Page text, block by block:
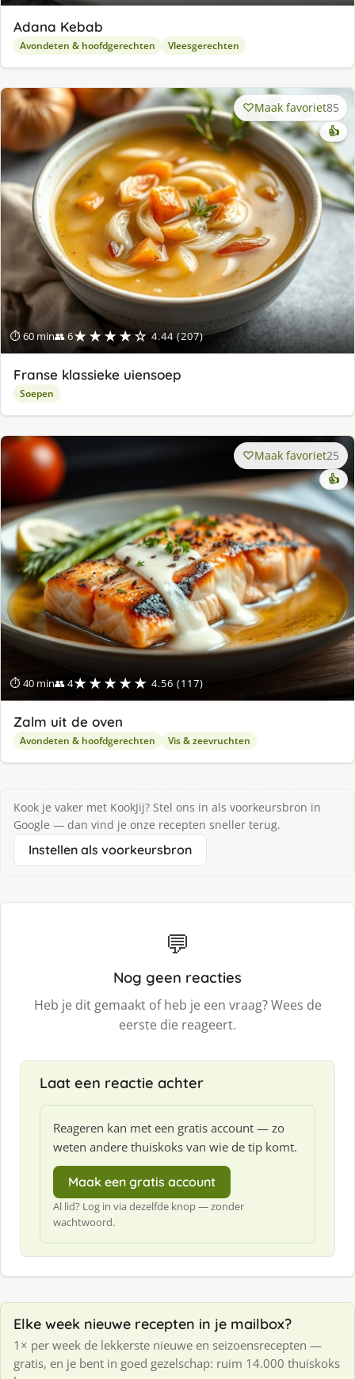
Adana Kebab
Avondeten & hoofdgerechten Vleesgerechten
⏱ 60 min👥 6★★★★☆ 4.44 (207)
Maak favoriet85
👍
Franse klassieke uiensoep
Soepen
⏱ 40 min👥 4★★★★★ 4.56 (117)
Maak favoriet25
👍
Zalm uit de oven
Avondeten & hoofdgerechten Vis & zeevruchten
Kook je vaker met KookJij? Stel ons in als voorkeursbron in
Google — dan vind je onze recepten sneller terug.
Instellen als voorkeursbron
💬
Nog geen reacties
Heb je dit gemaakt of heb je een vraag? Wees de
eerste die reageert.
Laat een reactie achter
Reageren kan met een gratis account — zo
weten andere thuiskoks van wie de tip komt.
Maak een gratis account
Al lid? Log in via dezelfde knop — zonder
wachtwoord.
Elke week nieuwe recepten in je mailbox?
1× per week de lekkerste nieuwe en seizoensrecepten —
gratis, en je bent in goed gezelschap: ruim 14.000 thuiskoks